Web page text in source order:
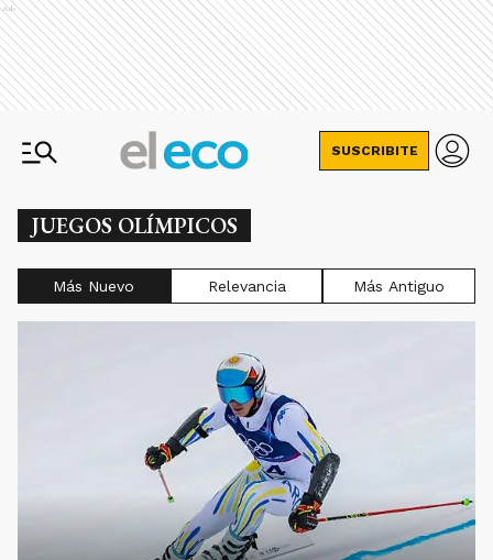
Ads
SUSCRIBITE
JUEGOS OLÍMPICOS
Más Nuevo Relevancia Más Antiguo